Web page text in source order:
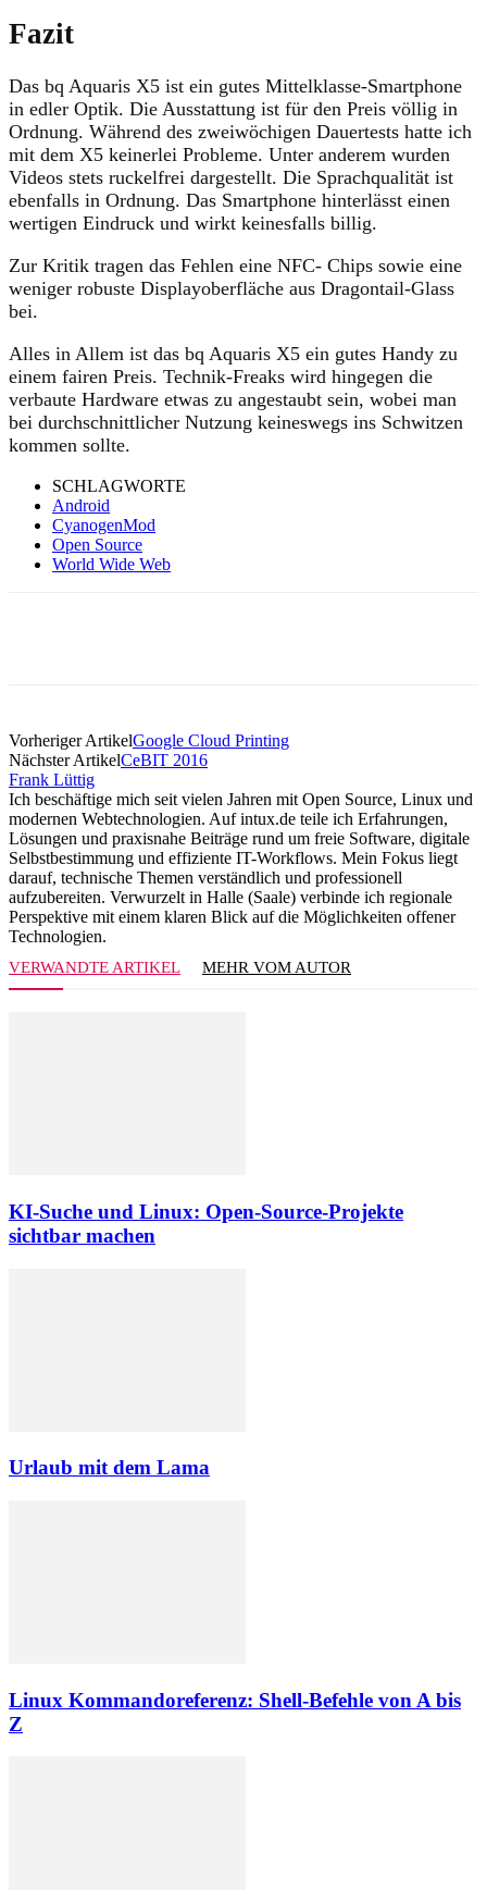
Fazit
Das bq Aquaris X5 ist ein gutes Mittelklasse-Smartphone
in edler Optik. Die Ausstattung ist für den Preis völlig in
Ordnung. Während des zweiwöchigen Dauertests hatte ich
mit dem X5 keinerlei Probleme. Unter anderem wurden
Videos stets ruckelfrei dargestellt. Die Sprachqualität ist
ebenfalls in Ordnung. Das Smartphone hinterlässt einen
wertigen Eindruck und wirkt keinesfalls billig.
Zur Kritik tragen das Fehlen eine NFC- Chips sowie eine
weniger robuste Displayoberfläche aus Dragontail-Glass
bei.
Alles in Allem ist das bq Aquaris X5 ein gutes Handy zu
einem fairen Preis. Technik-Freaks wird hingegen die
verbaute Hardware etwas zu angestaubt sein, wobei man
bei durchschnittlicher Nutzung keineswegs ins Schwitzen
kommen sollte.
SCHLAGWORTE
Android
CyanogenMod
Open Source
World Wide Web
Vorheriger ArtikelGoogle Cloud Printing
Nächster ArtikelCeBIT 2016
Frank Lüttig
Ich beschäftige mich seit vielen Jahren mit Open Source, Linux und
modernen Webtechnologien. Auf intux.de teile ich Erfahrungen,
Lösungen und praxisnahe Beiträge rund um freie Software, digitale
Selbstbestimmung und effiziente IT-Workflows. Mein Fokus liegt
darauf, technische Themen verständlich und professionell
aufzubereiten. Verwurzelt in Halle (Saale) verbinde ich regionale
Perspektive mit einem klaren Blick auf die Möglichkeiten offener
Technologien.
VERWANDTE ARTIKEL MEHR VOM AUTOR
KI-Suche und Linux: Open-Source-Projekte
sichtbar machen
Urlaub mit dem Lama
Linux Kommandoreferenz: Shell-Befehle von A bis
Z